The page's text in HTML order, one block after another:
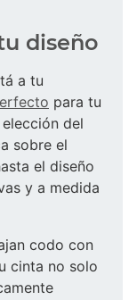
diseño
a tu
para tu
del
sobre el
el diseño
y a medida
codo con
cinta no solo